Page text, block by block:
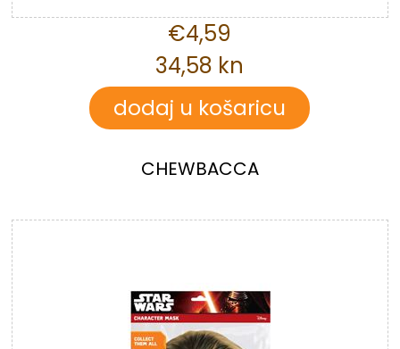
€4,59
34,58 kn
CHEWBACCA